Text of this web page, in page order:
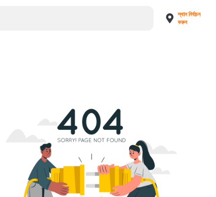
স্থান নির্বাচন
করুন